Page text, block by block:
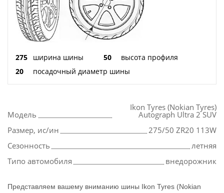
275 ширина шины 50
высота профиля
20
посадочный диаметр шины
Модель
Ikon Tyres (Nokian Tyres)
Autograph Ultra 2 SUV
Размер, ис/ин
275/50 ZR20 113W
Сезонность
летняя
Типо автомобиля
внедорожник
Представляем вашему вниманию шины Ikon Tyres (Nokian